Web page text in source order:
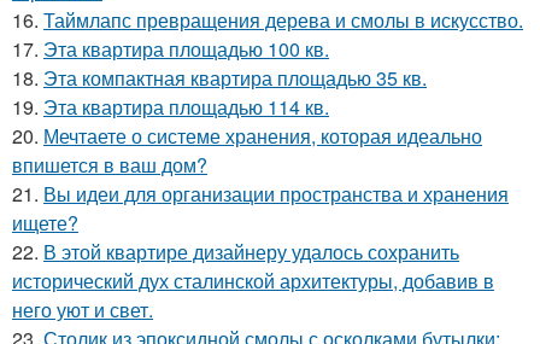
16. Таймлапс превращения дерева и смолы в искусство.
17. Эта квартира площадью 100 кв.
18. Эта компактная квартира площадью 35 кв.
19. Эта квартира площадью 114 кв.
20. Мечтаете о системе хранения, которая идеально
впишется в ваш дом?
21. Вы идеи для организации пространства и хранения
ищете?
22. В этой квартире дизайнеру удалось сохранить
исторический дух сталинской архитектуры, добавив в
него уют и свет.